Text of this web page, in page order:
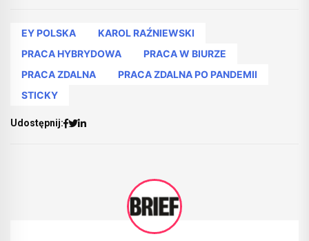
EY POLSKA
KAROL RAŹNIEWSKI
PRACA HYBRYDOWA
PRACA W BIURZE
PRACA ZDALNA
PRACA ZDALNA PO PANDEMII
STICKY
Udostępnij: